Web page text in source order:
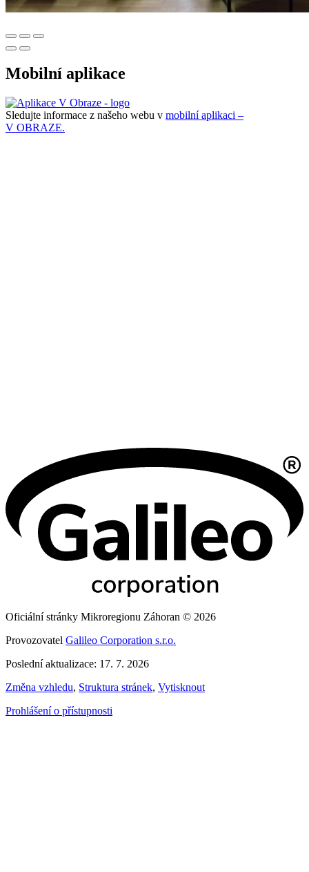
Mobilní aplikace
Sledujte informace z našeho webu v mobilní aplikaci –
V OBRAZE.
Oficiální stránky Mikroregionu Záhoran © 2026
Provozovatel Galileo Corporation s.r.o.
Poslední aktualizace: 17. 7. 2026
Změna vzhledu, Struktura stránek, Vytisknout
Prohlášení o přístupnosti